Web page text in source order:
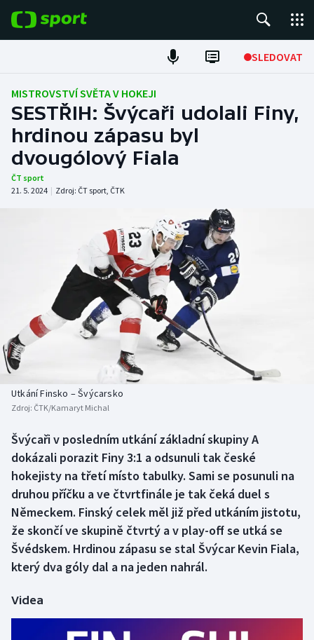
SLEDOVAT
Fotbal
Hokej
Tenis
Atletika
Americký fotbal
Baseball a softbal
Biatlon
Box
Curling
Dostihy
Florbal
Futsal
NEPŘEHLÉDNĚTE
Soutěže
Aplikace ČT sport
MISTROVSTVÍ SVĚTA V HOKEJI
SESTŘIH: Švýcaři udolali Finy,
hrdinou zápasu byl
dvougólový Fiala
ČT sport
21. 5. 2024 | Zdroj: ČT sport, ČTK
Utkání Finsko – Švýcarsko
Zdroj: ČTK/Kamaryt Michal
Švýcaři v posledním utkání základní skupiny A
dokázali porazit Finy 3:1 a odsunuli tak české
hokejisty na třetí místo tabulky. Sami se posunuli na
druhou příčku a ve čtvrtfinále je tak čeká duel s
Německem. Finský celek měl již před utkáním jistotu,
že skončí ve skupině čtvrtý a v play-off se utká se
Švédskem. Hrdinou zápasu se stal Švýcar Kevin Fiala,
který dva góly dal a na jeden nahrál.
Videa